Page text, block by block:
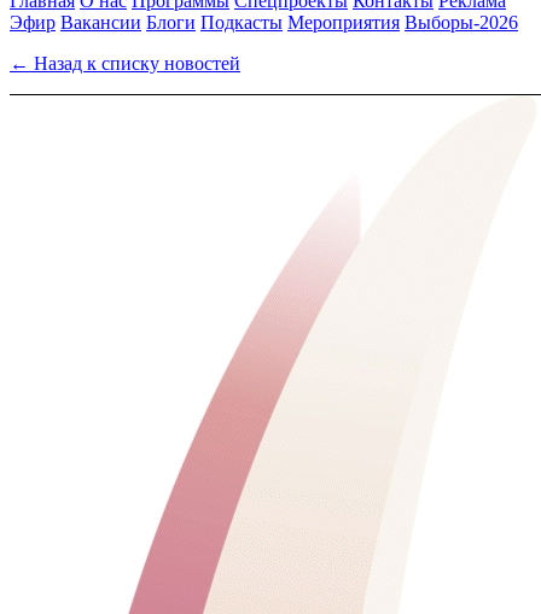
Эфир Вакансии Блоги Подкасты Мероприятия Выборы-2026
← Назад к списку новостей